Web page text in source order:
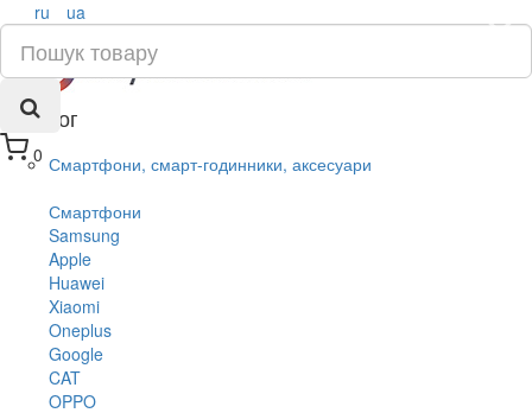
0
×
ru ua
Каталог
Смартфони, смарт-годинники, аксесуари
Смартфони
Samsung
Apple
Huawei
Xiaomi
Oneplus
Google
CAT
OPPO